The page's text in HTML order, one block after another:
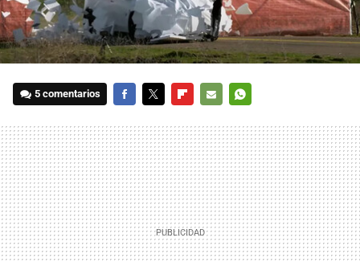
5 comentarios
MAIL